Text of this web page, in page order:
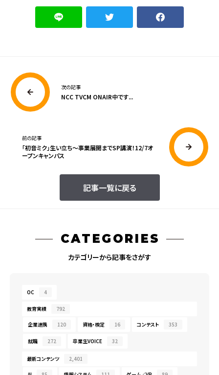
次の記事
NCC TVCM ONAIR中です...
記事一覧に戻る
前の記事
「初音ミク」生い立ち～事業展開までSP講演！12/7オ
ープンキャンパス
CATEGORIES
カテゴリーから記事をさがす
OC 4
教育実績 792
企業連携 120 資格・検定 16 コンテスト 353
就職 272 卒業生VOICE 32
最新コンテンツ 2,401